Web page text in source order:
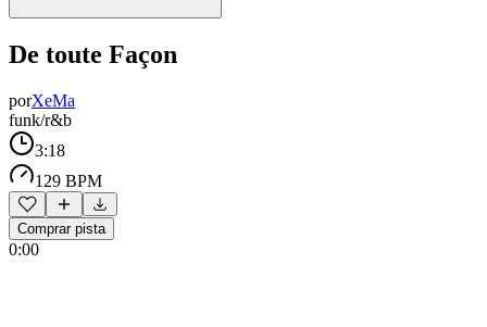
De toute Façon
porXeMa
funk/r&b
3:18
129 BPM
Comprar pista
0:00